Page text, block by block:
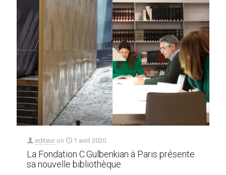
editeur on 1 avril 2020
La Fondation C.Gulbenkian à Paris présente
sa nouvelle bibliothèque